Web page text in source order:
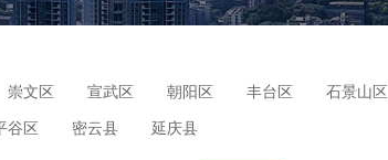
崇文区 宣武区 朝阳区 丰台区 石景山区
谷区 密云县 延庆县